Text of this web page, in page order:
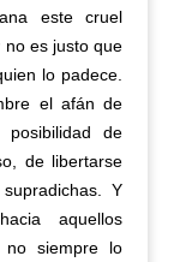
este cruel
es justo que
lo padece.
el afán de
de
de libertarse
Y
aquellos
no siempre lo